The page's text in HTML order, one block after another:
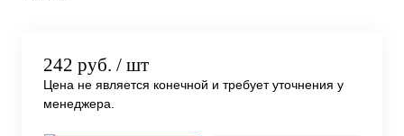
242 руб. / шт
Цена не является конечной и требует уточнения у
менеджера.